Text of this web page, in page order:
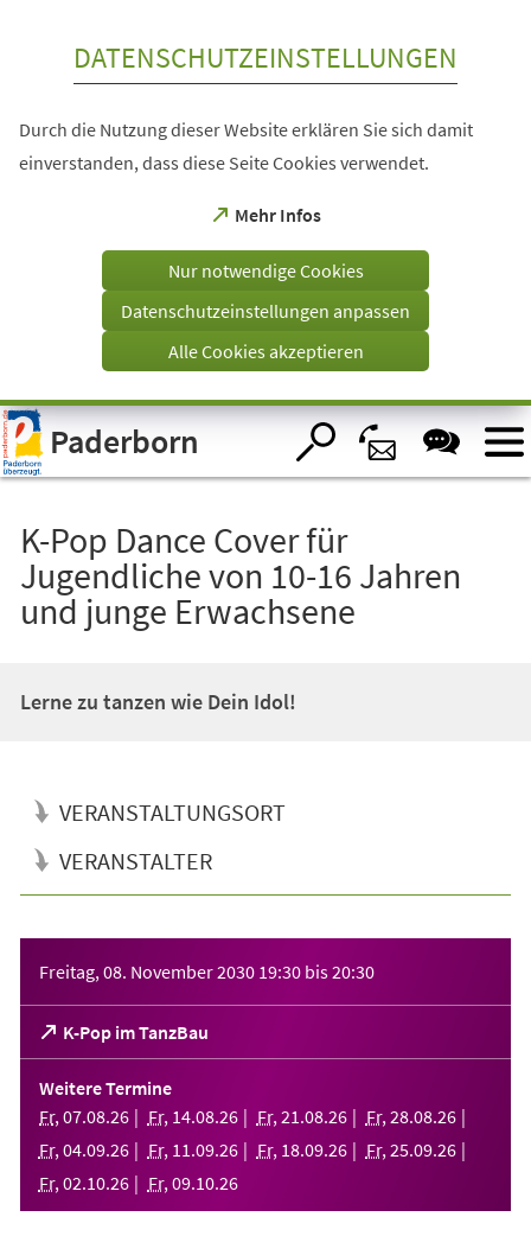
Visuelle
Assistenzsoftware
öffnen.
DATENSCHUTZEINSTELLUNGEN
Durch die Nutzung dieser Website erklären Sie sich damit
einverstanden, dass diese Seite Cookies verwendet.
Mehr Infos
(Öffnet
einem
Tab)
Nur notwendige Cookies
Datenschutzeinstellungen anpassen
Alle Cookies akzeptieren
Paderborn
K-Pop Dance Cover für
Jugendliche von 10-16 Jahren
und junge Erwachsene
Lerne zu tanzen wie Dein Idol!
VERANSTALTUNGSORT
VERANSTALTER
Freitag, 08. November 2030 19:30 bis20:30
K-Pop im TanzBau
(Öffnet
in
einem
neuen
Tab)
Weitere Termine
Fr, 07.08.26 Fr, 14.08.26 Fr, 21 .08.26 Fr, 28.08.26
Fr, 04.09.26 Fr, 11 .09.26 Fr, 18.09.26 Fr, 25.09.26
Fr, 02.10.26 Fr, 09.10.26